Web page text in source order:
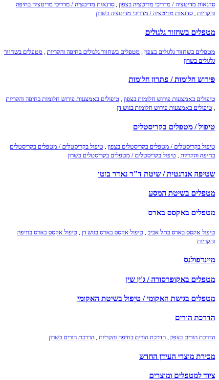
סדנאות מדיטציה / מדריכי מדיטציה בצפון , סדנאות מדיטציה / מדריכי מדיטציה בחיפה
והקריות , סדנאות מדיטציה / מדריכי מדיטציה בשרון
מטפלים בשחזור גלגולים
מטפלים בשחזור גלגולים בצפון מטפלים בשחזור גלגולים בחיפה והקריות
מטפלים בשחזור
גלגולים בשרון
פירוש חלומות / פתרון חלומות
טיפולים באמצעות פירוש חלומות בצפון , טיפולים באמצעות פירוש חלומות בחיפה והקריות
, טיפולים באמצעות פירוש חלומות בגוש דן
טיפול / מטפלים בקריסטלים
טיפול בקריסטלים / מטפלים בקריסטלים בצפון טיפול בקריסטלים / מטפלים בקריסטלים
בחיפה והקריות
טיפול בקריסטלים / מטפלים בקריסטלים בשרון
שטיפה אנרגטית / שיטת ד"ר נאדר בוטו
מטפלים בשיטת המסע
מטפלים באקסס בארס
טיפול אקסס בארס בתל אביב , טיפול אקסס בארס בגוש דן , טיפול אקסס בארס בחיפה
והקריות
מיינדפולנס
מטפלים באקופרסורה / ג'ין שין
מטפלים בגישת האקומי / טיפול בשיטת האקומי
הדרכת הורים
הדרכת הורים בצפון , הדרכת הורים בחיפה והקריות , הדרכת הורים בשרון
מכירת מוצרי העידן החדש
ציוד למטפלים ומוצרים